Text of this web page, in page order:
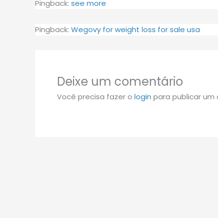
Pingback: see more
Pingback: Wegovy for weight loss for sale usa
Deixe um comentário
Você precisa fazer o login para publicar um